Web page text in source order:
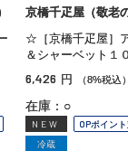
京橋千疋屋（敬老
☆［京橋千疋屋］
＆シャーベット１
6,426 円 （8%税込
在庫：○
NEW
OPポイン
冷蔵